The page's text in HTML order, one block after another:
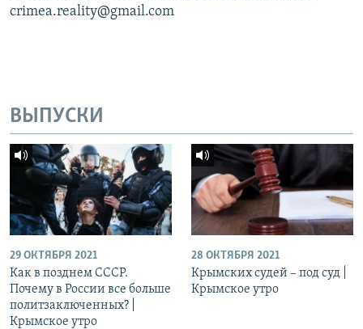
crimea.reality@gmail.com
ВЫПУСКИ
29 ОКТЯБРЯ 2021
Как в позднем СССР.
Почему в России все больше
политзаключенных? |
Крымское утро
28 ОКТЯБРЯ 2021
Крымских судей – под суд |
Крымское утро